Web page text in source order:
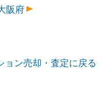
んば(大阪メトロ)
んば(大阪メトロ)
徒
阪府
ョン売却・査定に戻る